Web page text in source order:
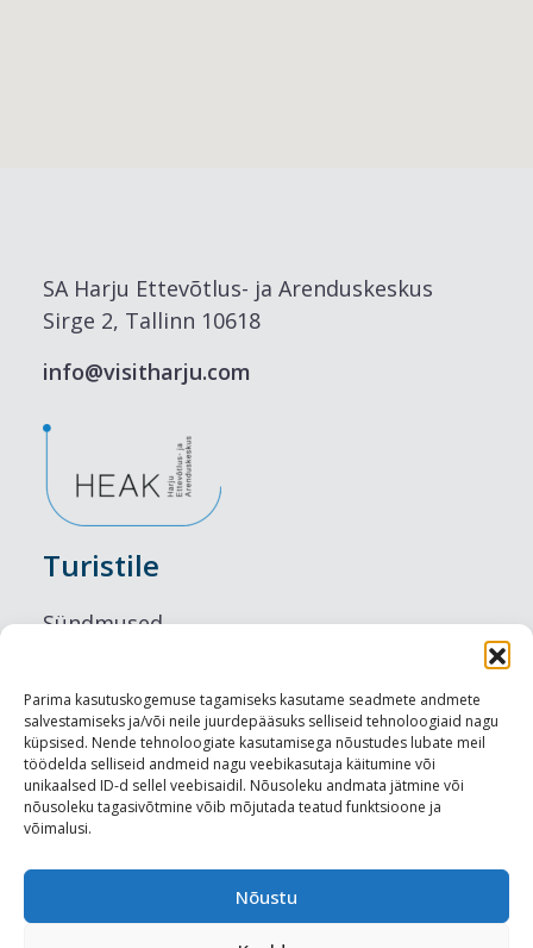
Parima kasutuskogemuse tagamiseks kasutame seadmete andmete
salvestamiseks ja/või neile juurdepääsuks selliseid tehnoloogiaid nagu
küpsised. Nende tehnoloogiate kasutamisega nõustudes lubate meil
töödelda selliseid andmeid nagu veebikasutaja käitumine või
unikaalsed ID-d sellel veebisaidil. Nõusoleku andmata jätmine või
nõusoleku tagasivõtmine võib mõjutada teatud funktsioone ja
võimalusi.
Nõustu
SA Harju Ettevõtlus- ja Arenduskeskus
Sirge 2, Tallinn 10618
info@visitharju.com
Turistile
Sündmused
Maitseelamused
Vaatamisväärsused
Visit Tallinn
Turismiprofessionaalile